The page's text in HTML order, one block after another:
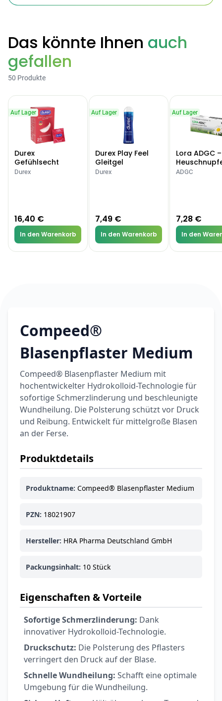
Nach Marke kaufen
Das könnte Ihnen auch
gefallen
50 Produkte
Auf Lager
Durex
Gefühlsecht
Classic Kondome
Durex
16,40 €
In den Warenkorb
Auf Lager
Durex Play Feel
Gleitgel
Durex
7,49 €
In den Warenkorb
Auf Lager
Lora ADGC
Allergien
ADGC
7,28 €
In den
Compeed®
Blasenpflaster Medium
Compeed® Blasenpflaster Medium mit
hochentwickelter Hydrokolloid-Technologie für
sofortige Schmerzlinderung und beschleunigte
Wundheilung. Die Polsterung schützt vor Druck
und Reibung. Entwickelt für mittelgroße Blasen
an der Ferse.
Produktdetails
Produktname: Compeed® Blasenpflaster Medium
PZN: 18021907
Hersteller: HRA Pharma Deutschland GmbH
Packungsinhalt: 10 Stück
Eigenschaften & Vorteile
Sofortige Schmerzlinderung: Dank
innovativer Hydrokolloid-Technologie.
Druckschutz: Die Polsterung des Pflasters
verringert den Druck auf der Blase.
Schnelle Wundheilung: Schafft eine optimale
Umgebung für die Wundheilung.